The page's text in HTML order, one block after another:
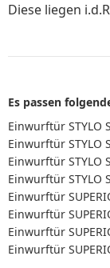
Diese liegen
Es passen
Einwurftür STYLO
Einwurftür STYLO
Einwurftür STYLO
Einwurftür STYLO
Einwurftür
Einwurftür
Einwurftür
Einwurftür